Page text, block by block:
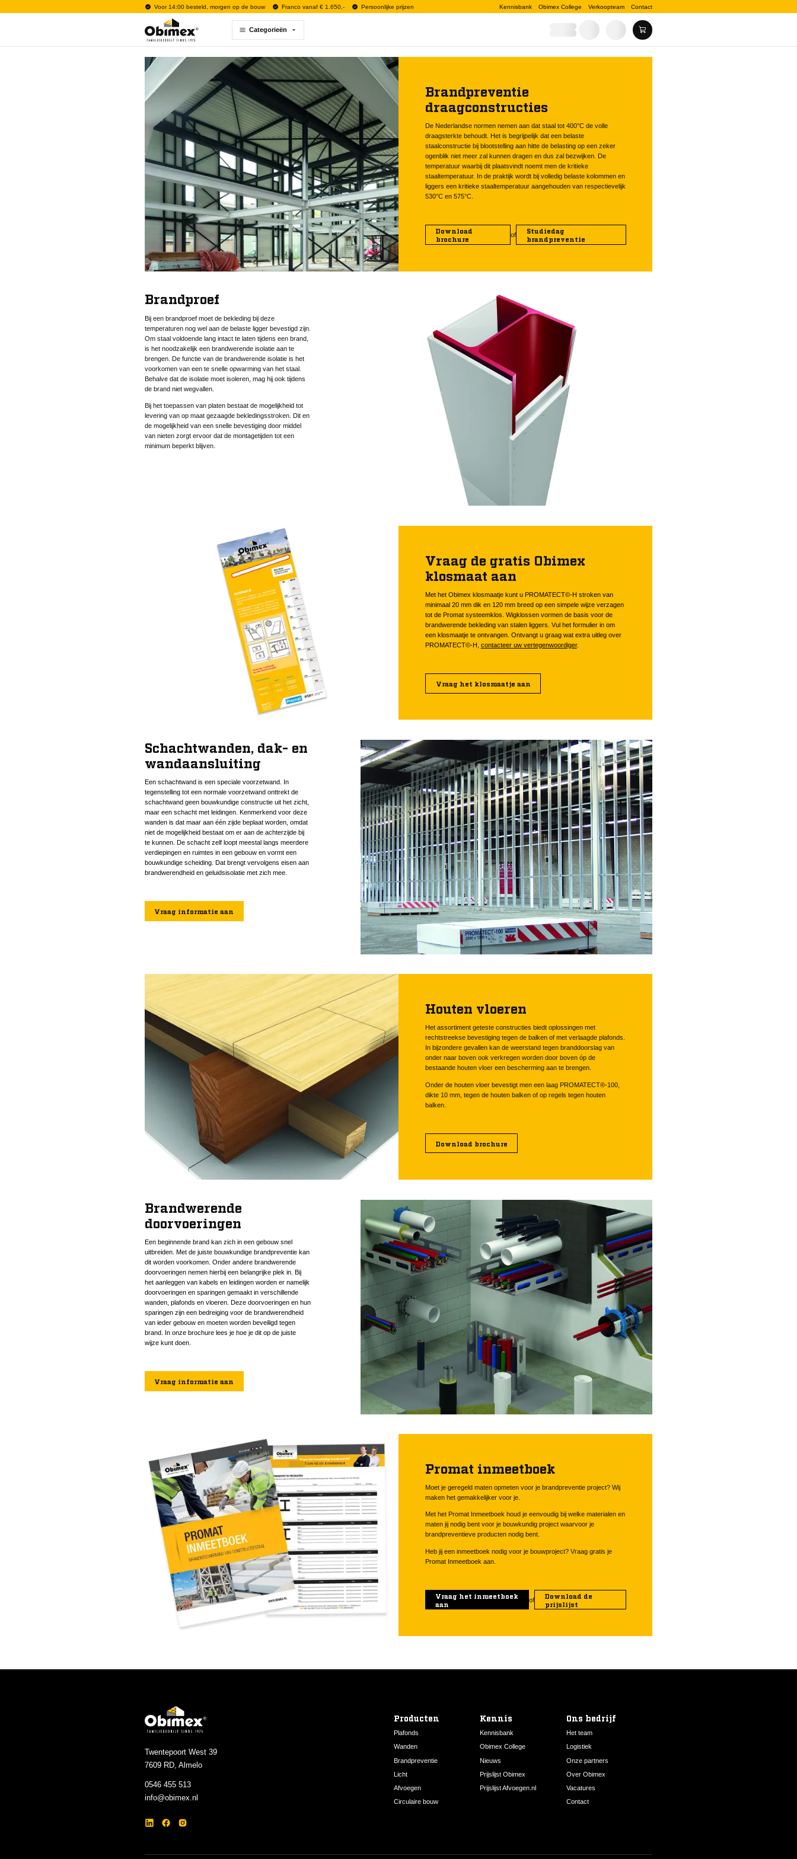
Voor 14:00 besteld, morgen op de bouw Franco vanaf € 1.650,- Persoonlijke prijzen Kennisbank Obimex College Verkoopteam Contact
Categorieën
Brandpreventie
draagconstructies
De Nederlandse normen nemen aan dat staal tot 400°C de volle
draagsterkte behoudt. Het is begrijpelijk dat een belaste
staalconstructie bij blootstelling aan hitte de belasting op een zeker
ogenblik niet meer zal kunnen dragen en dus zal bezwijken. De
temperatuur waarbij dit plaatsvindt noemt men de kritieke
staaltemperatuur. In de praktijk wordt bij volledig belaste kolommen en
liggers een kritieke staaltemperatuur aangehouden van respectievelijk
530°C en 575°C.
Download
brochure
of
Studiedag
brandpreventie
Brandproef
Bij een brandproef moet de bekleding bij deze
temperaturen nog wel aan de belaste ligger bevestigd zijn.
Om staal voldoende lang intact te laten tijdens een brand,
is het noodzakelijk een brandwerende isolatie aan te
brengen. De functie van de brandwerende isolatie is het
voorkomen van een te snelle opwarming van het staal.
Behalve dat de isolatie moet isoleren, mag hij ook tijdens
de brand niet wegvallen.
Bij het toepassen van platen bestaat de mogelijkheid tot
levering van op maat gezaagde bekledingsstroken. Dit en
de mogelijkheid van een snelle bevestiging door middel
van nieten zorgt ervoor dat de montagetijden tot een
minimum beperkt blijven.
Vraag de gratis Obimex
klosmaat aan
Met het Obimex klosmaatje kunt u PROMATECT©-H stroken van
minimaal 20 mm dik en 120 mm breed op een simpele wijze verzagen
tot de Promat systeemklos. Wigklossen vormen de basis voor de
brandwerende bekleding van stalen liggers. Vul het formulier in om
een klosmaatje te ontvangen. Ontvangt u graag wat extra uitleg over
PROMATECT©-H, contacteer uw vertegenwoordiger.
Vraag het klosmaatje aan
Schachtwanden, dak- en
wandaansluiting
Een schachtwand is een speciale voorzetwand. In
tegenstelling tot een normale voorzetwand onttrekt de
schachtwand geen bouwkundige constructie uit het zicht,
maar een schacht met leidingen. Kenmerkend voor deze
wanden is dat maar aan één zijde beplaat worden, omdat
niet de mogelijkheid bestaat om er aan de achterzijde bij
te kunnen. De schacht zelf loopt meestal langs meerdere
verdiepingen en ruimtes in een gebouw en vormt een
bouwkundige scheiding. Dat brengt vervolgens eisen aan
brandwerendheid en geluidsisolatie met zich mee.
Vraag informatie aan
Houten vloeren
Het assortiment geteste constructies biedt oplossingen met
rechtstreekse bevestiging tegen de balken of met verlaagde plafonds.
In bijzondere gevallen kan de weerstand tegen branddoorslag van
onder naar boven ook verkregen worden door boven óp de
bestaande houten vloer een bescherming aan te brengen.
Onder de houten vloer bevestigt men een laag PROMATECT®-100,
dikte 10 mm, tegen de houten balken of op regels tegen houten
balken.
Download brochure
Brandwerende
doorvoeringen
Een beginnende brand kan zich in een gebouw snel
uitbreiden. Met de juiste bouwkundige brandpreventie kan
dit worden voorkomen. Onder andere brandwerende
doorvoeringen nemen hierbij een belangrijke plek in. Bij
het aanleggen van kabels en leidingen worden er namelijk
doorvoeringen en sparingen gemaakt in verschillende
wanden, plafonds en vloeren. Deze doorvoeringen en hun
sparingen zijn een bedreiging voor de brandwerendheid
van ieder gebouw en moeten worden beveiligd tegen
brand. In onze brochure lees je hoe je dit op de juiste
wijze kunt doen.
Vraag informatie aan
Promat inmeetboek
Moet je geregeld maten opmeten voor je brandpreventie project? Wij
maken het gemakkelijker voor je.
Met het Promat Inmeetboek houd je eenvoudig bij welke materialen en
maten jij nodig bent voor je bouwkundig project waarvoor je
brandpreventieve producten nodig bent.
Heb jij een inmeetboek nodig voor je bouwproject? Vraag gratis je
Promat Inmeetboek aan.
Vraag het inmeetboek
aan
of
Download de
prijslijst
Twentepoort West 39
7609 RD, Almelo
0546 455 513
info@obimex.nl
Producten
Plafonds
Wanden
Brandpreventie
Licht
Afvoegen
Circulaire bouw
Kennis
Kennisbank
Obimex College
Nieuws
Prijslijst Obimex
Prijslijst Afvoegen.nl
Ons bedrijf
Het team
Logistiek
Onze partners
Over Obimex
Vacatures
Contact